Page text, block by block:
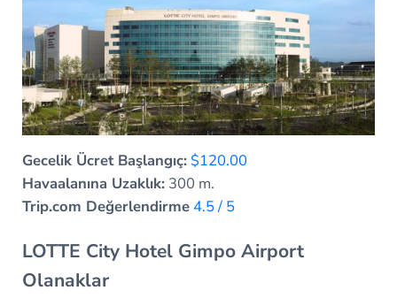
Gecelik Ücret Başlangıç: $120.00
Havaalanına Uzaklık:300 m.
Trip.com Değerlendirme 4.5 / 5
LOTTE City Hotel Gimpo Airport
Olanaklar